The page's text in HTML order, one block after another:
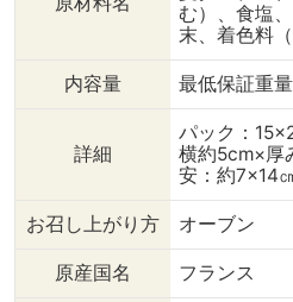
マスカルポーネいちごジャ
ム》 【材料】 ・クロワッ
ーネ 適量 ・いちごジャ
ム 適量 【調理手順】
①冷凍のクロワッサン生
地を常温で10分ほど置き、
予熱したオーブン190℃で
く。 ②クロワッサンに切
ポーネチーズをのせる。
り方） 《シューアイス風
クロワッサン
（1人分
ン 1個
ス 適量 【調理手順】 ①
クロワッ
とったオ
180℃～
てから半
ンにのせ
む）、食塩
末、着色料
内容量 最低保証重
詳細
パック：
横約5cm×厚
安：約7×14
お召し上がり方 オーブン
原産国名 フランス